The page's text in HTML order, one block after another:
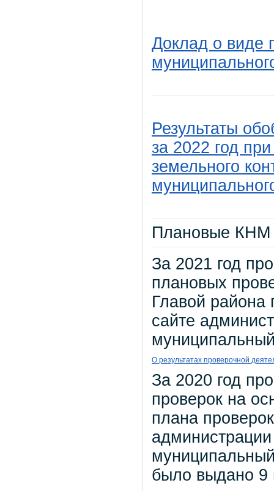
Доклад о виде
Результаты
за 2022 год
земельного
Плановые КНМ
За 2021 год
плановых
Главой района
сайте
О результатах проверочной
За 2020 год
проверок на
плана
было выдано 9